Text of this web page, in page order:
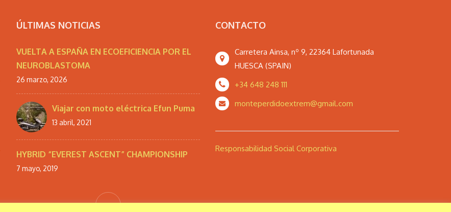
ÚLTIMAS NOTICIAS
VUELTA A ESPAÑA EN ECOEFICIENCIA POR EL
NEUROBLASTOMA
26 marzo, 2026
Viajar con moto eléctrica Efun Puma
13 abril, 2021
HYBRID “EVEREST ASCENT” CHAMPIONSHIP
7 mayo, 2019
CONTACTO
Carretera Ainsa, nº 9, 22364 Lafortunada
HUESCA (SPAIN)
+34 648 248 111
monteperdidoextrem@gmail.com
Responsabilidad Social Corporativa